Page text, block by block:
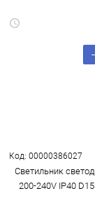
Код: 00000386027
Светильник
200-240V IP40